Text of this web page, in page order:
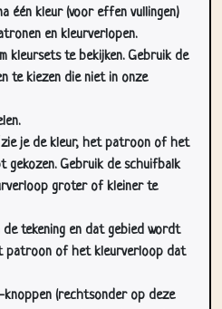
één kleur (voor effen vullingen)
en kleurverlopen.
kleursets te bekijken. Gebruik de
te kiezen die niet in onze
je de kleur, het patroon of het
gekozen. Gebruik de schuifbalk
groter of kleiner te
de tekening en dat gebied wordt
patroon of het kleurverloop dat
(rechtsonder op deze